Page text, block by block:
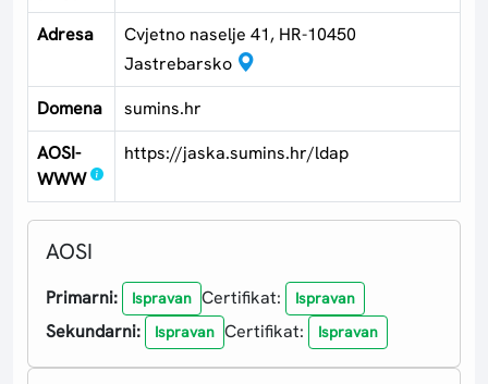
Adresa
Cvjetno naselje 41, HR-10450
Jastrebarsko
Domena
sumins.hr
AOSI-
WWW
https://jaska.sumins.hr/ldap
AOSI
Primarni: Ispravan Certifikat: Ispravan
Sekundarni: Ispravan Certifikat: Ispravan